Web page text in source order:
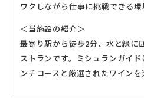
ワクしながら仕事に挑戦できる環
＜当施設の紹介＞
最寄り駅から徒歩2分、水と緑に
ストランです。ミシュランガイ
ンチコースと厳選されたワインを